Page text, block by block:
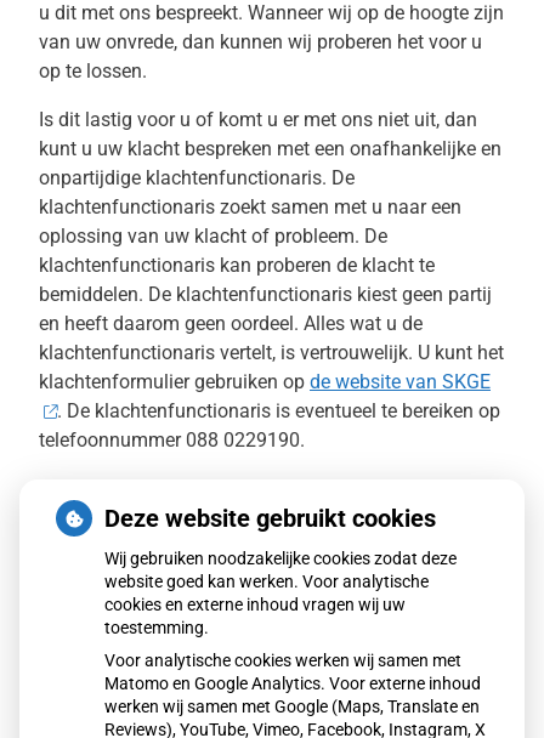
u dit met ons bespreekt. Wanneer wij op de hoogte zijn
van uw onvrede, dan kunnen wij proberen het voor u
op te lossen.
Is dit lastig voor u of komt u er met ons niet uit, dan
kunt u uw klacht bespreken met een onafhankelijke en
onpartijdige klachtenfunctionaris. De
klachtenfunctionaris zoekt samen met u naar een
oplossing van uw klacht of probleem. De
klachtenfunctionaris kan proberen de klacht te
bemiddelen. De klachtenfunctionaris kiest geen partij
en heeft daarom geen oordeel. Alles wat u de
klachtenfunctionaris vertelt, is vertrouwelijk. U kunt het
klachtenformulier gebruiken op de website van SKGE
. De klachtenfunctionaris is eventueel te bereiken op
telefoonnummer 088 0229190.
klachtenfunctionaris niet uit komt, kunt u een
uitspraak over uw klacht vragen bij de
geschilleninstantie huisartsenzorg. Deze
onafhankelijke commissie bestaat uit een voorzitter
(jurist) en uit leden namens de patiënten en uit leden
namens de huisartsen. De commissie wordt
bijgestaan door een ambtelijk secretaris die ook jurist
Deze website gebruikt cookies
Wij gebruiken noodzakelijke cookies zodat deze
website goed kan werken. Voor analytische
cookies en externe inhoud vragen wij uw
toestemming.
Voor analytische cookies werken wij samen met
Matomo en Google Analytics. Voor externe inhoud
werken wij samen met Google (Maps, Translate en
Reviews), YouTube, Vimeo, Facebook, Instagram, X